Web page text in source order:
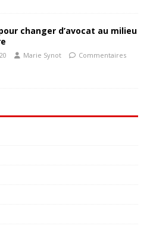
changer d’avocat au milieu
Marie Synot
Commentaires